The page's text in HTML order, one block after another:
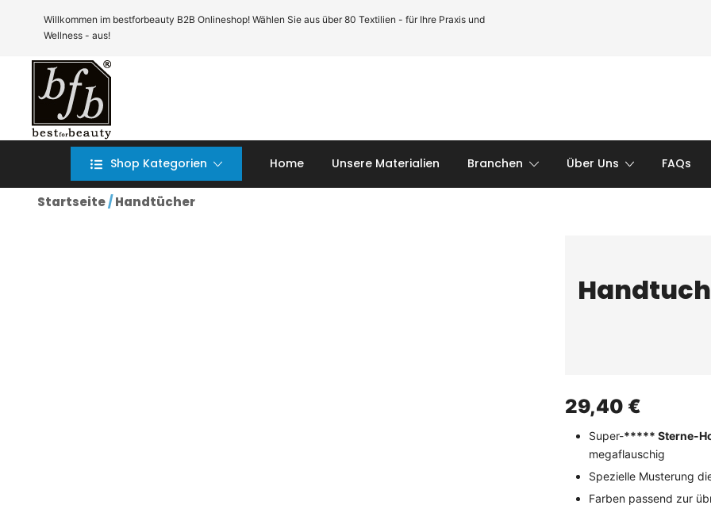
Willkommen im bestforbeauty B2B Onlineshop! Wählen Sie aus über 80 Textilien - für Ihre Praxis und
Wellness - aus!
B2B Onlineshop bfb GmbH
Shop Kategorien Home Unsere Materialien Branchen Über Uns FAQs
Startseite/Handtücher
29,40 €
Super-***** Sterne-
megaflauschig
Spezielle Musterung
Farben passend zur